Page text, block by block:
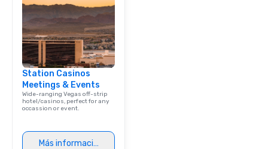
Station Casinos
Meetings & Events
Wide-ranging Vegas off-strip
hotel/casinos, perfect for any
occassion or event.
Más información